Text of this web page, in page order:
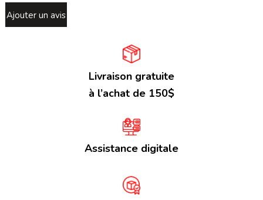
Ajouter un avis
Livraison gratuite
à l’achat de 150$
Assistance digitale